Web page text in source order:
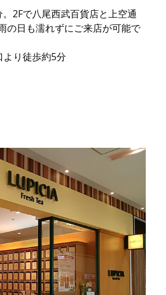
2Fで八尾西武百貨店と上空通
の日も濡れずにご来店が可能で
り徒歩約5分